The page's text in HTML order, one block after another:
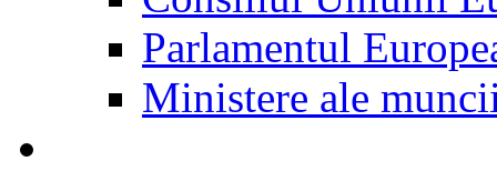
Parlamentul
Ministere ale